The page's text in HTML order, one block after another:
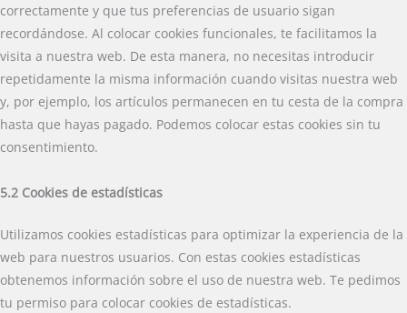
correctamente y que tus preferencias de usuario sigan
recordándose. Al colocar cookies funcionales, te facilitamos la
visita a nuestra web. De esta manera, no necesitas introducir
repetidamente la misma información cuando visitas nuestra web
y, por ejemplo, los artículos permanecen en tu cesta de la compra
hasta que hayas pagado. Podemos colocar estas cookies sin tu
consentimiento.
5.2 Cookies de estadísticas
Utilizamos cookies estadísticas para optimizar la experiencia de la
web para nuestros usuarios. Con estas cookies estadísticas
obtenemos información sobre el uso de nuestra web. Te pedimos
tu permiso para colocar cookies de estadísticas.